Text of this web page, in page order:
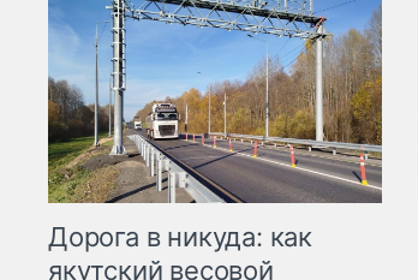
Дорога в никуда: как
якутский весовой